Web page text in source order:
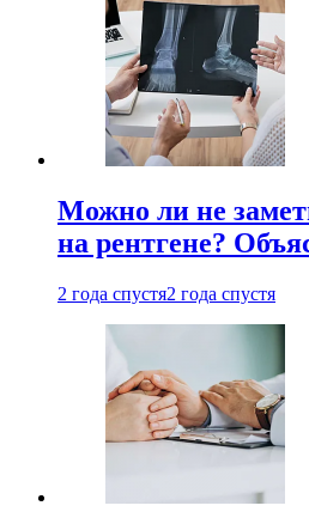
Можно ли не
на рентгене?
2 года спустя2 года спустя